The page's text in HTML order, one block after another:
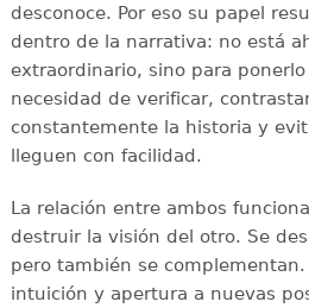
desconoce. Por eso su papel
dentro de la narrativa: no está
extraordinario, sino para
necesidad de verificar,
constantemente la historia y
lleguen con facilidad.
La relación entre ambos
destruir la visión del otro. Se
pero también se
intuición y apertura a nuevas